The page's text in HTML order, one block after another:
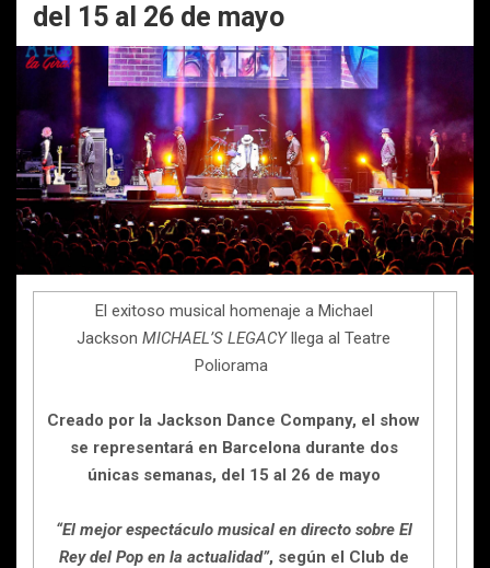
del 15 al 26 de mayo
El exitoso musical homenaje a Michael
Jackson MICHAEL’S LEGACYllega al Teatre
Poliorama
Creado por la Jackson Dance Company, el show
se representará en Barcelona durante dos
únicas semanas, del 15 al 26 de mayo
“El mejor espectáculo musical en directo sobre El
Rey del Pop en la actualidad”, según el Club de